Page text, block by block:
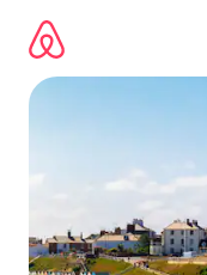
directement
contenu